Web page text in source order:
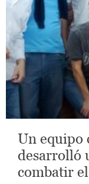
Un equipo
desarrolló
combatir